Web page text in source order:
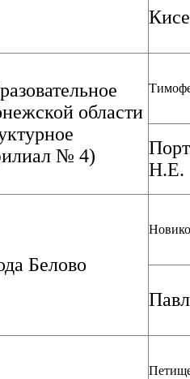
области
№ 4)
Н.Е.
Белово